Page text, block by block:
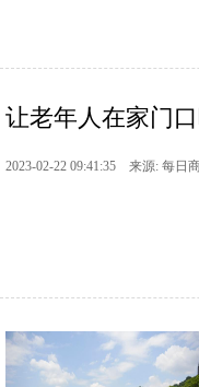
让老年人在家门
2023-02-22 09:41:35 来源: 每日